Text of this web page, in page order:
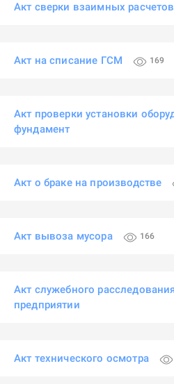
Акт сверки взаимных расчетов
Акт на списание ГСМ 169
Акт проверки установки
фундамент
Акт о браке на производстве
Акт вывоза мусора 166
Акт служебного
предприятии
Акт технического осмотра